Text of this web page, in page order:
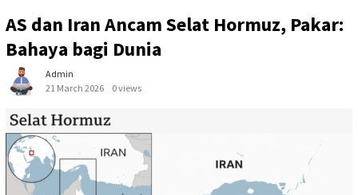
AS dan Iran Ancam Selat Hormuz, Pakar:
Bahaya bagi Dunia
Admin
21 March 2026
0 views